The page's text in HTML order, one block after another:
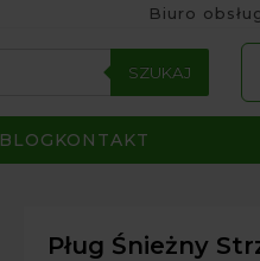
Biuro
SZUKAJ
BLOG KONTAKT
Pług Śnieżny